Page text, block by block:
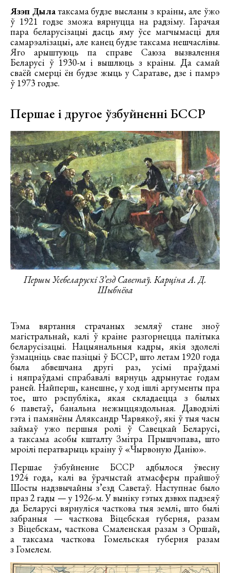
Язэп Дылатаксама будзе высланы з краіны, але ўжо
ў 1921 годзе зможа вярнуцца на радзіму. Гарачая
пара беларусізацыі дасць яму ўсе магчымасці для
самарэалізацыі, але канец будзе таксама нешчаслівы.
Яго арыштуюць па справе Саюза вызвалення
Беларусі ў 1930-м і вышлюць з краіны. Да самай
сваёй смерці ён будзе жыць у Саратаве, дзе і памрэ
ў 1973 годзе.
Першае і другое ўзбуйненні БССР
Першы Усебеларускі З’езд Саветаў. Карціна А. Д.
Шыбнёва
Тэма вяртання страчаных земляў стане зноў
магістральнай, калі ў краіне разгорнецца палітыка
беларусізацыі. Нацыянальныя кадры, якія здолелі
ўзмацніць свае пазіцыі ў БССР, што летам 1920 года
была абвешчана другі раз, усімі праўдамі
і няпраўдамі спрабавалі вярнуць адрынутае годам
раней. Найперш, канешне, у ход ішлі аргументы пра
тое, што рэспубліка, якая складаецца з былых
6 паветаў, банальна нежыццяздольная. Даводзілі
гэта і памянёны Аляксандр Чарвякоў, які ў тыя часы
займаў ужо першыя ролі ў Савецкай Беларусі,
а таксама асобы кшталту Змітра Прышчэпава, што
мроілі ператварыць краіну ў «Чырвоную Данію».
Першае ўзбуйненне БССР адбылося ўвесну
1924 года, калі ва ўрачыстай атмасферы прайшоў
Шосты надзвычайны з’езд Саветаў. Наступнае было
праз 2 гады — у 1926-м. У выніку гэтых дзвюх падзеяў
да Беларусі вярнуліся часткова тыя землі, што былі
забраныя — часткова Віцебская губерня, разам
з Віцебскам, часткова Смаленская разам з Оршай,
а таксама часткова Гомельская губерня разам
з Гомелем.